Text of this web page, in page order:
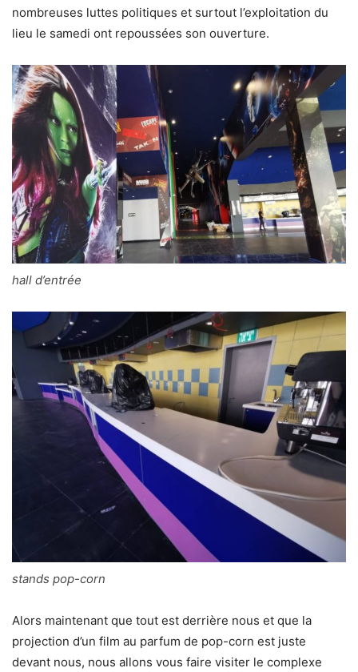
nombreuses luttes politiques et surtout l’exploitation du
lieu le samedi ont repoussées son ouverture.
hall d’entrée
stands pop-corn
Alors maintenant que tout est derrière nous et que la
projection d’un film au parfum de pop-corn est juste
devant nous, nous allons vous faire visiter le complexe